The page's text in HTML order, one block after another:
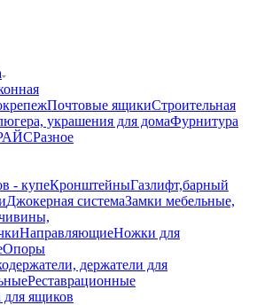
Почтовые ящикиСтроительная
украшения для домаФурнитура
Разное
- купеКронштейныГазлифт,барный
Джокерная системаЗамки мебельные,
НаправляющиеНожки для
Опоры
держатели для
Реставрационные
ящиков